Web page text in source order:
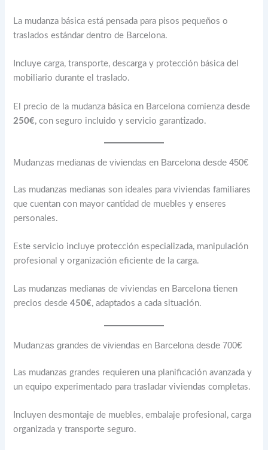
La mudanza básica está pensada para pisos pequeños o
traslados estándar dentro de Barcelona.
Incluye carga, transporte, descarga y protección básica del
mobiliario durante el traslado.
El precio de la mudanza básica en Barcelona comienza desde
250€, con seguro incluido y servicio garantizado.
Mudanzas medianas de viviendas en Barcelona desde 450€
Las mudanzas medianas son ideales para viviendas familiares
que cuentan con mayor cantidad de muebles y enseres
personales.
Este servicio incluye protección especializada, manipulación
profesional y organización eficiente de la carga.
Las mudanzas medianas de viviendas en Barcelona tienen
precios desde450€, adaptados a cada situación.
Mudanzas grandes de viviendas en Barcelona desde 700€
Las mudanzas grandes requieren una planificación avanzada y
un equipo experimentado para trasladar viviendas completas.
Incluyen desmontaje de muebles, embalaje profesional, carga
organizada y transporte seguro.